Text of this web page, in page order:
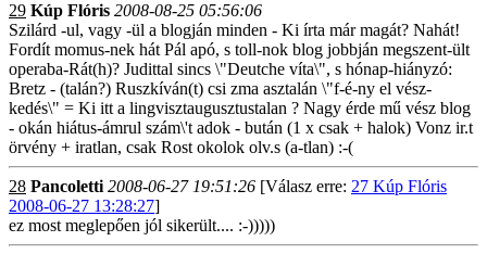
29 Kúp Flóris 2008-08-25 05:56:06
Szilárd -ul, vagy -ül a blogján minden - Ki írta már magát? Nahát!
Fordít momus-nek hát Pál apó, s toll-nok blog jobbján megszent-ült
operaba-Rát(h)? Judittal sincs \"Deutche víta\", s hónap-hiányzó:
Bretz - (talán?) Ruszkíván(t) csi zma asztalán \"f-é-ny el vész-
kedés\" = Ki itt a lingvisztaugusztustalan ? Nagy érde mű vész blog
- okán hiátus-ámrul szám\'t adok - bután (1 x csak + halok) Vonz ir.t
örvény + iratlan, csak Rost okolok olv.s (a-tlan) :-(
28 Pancoletti 2008-06-27 19:51:26 [Válasz erre: 27 Kúp Flóris
2008-06-27 13:28:27]
ez most meglepően jól sikerült.... :-)))))